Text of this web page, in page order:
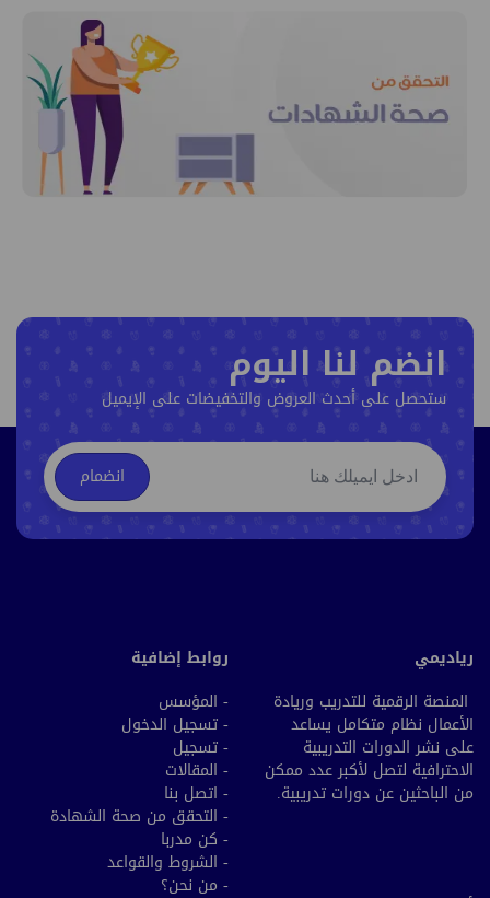
انضم لنا اليوم
ستحصل على أحدث العروض والتخفيضات على الإيميل
انضمام
رياديمي
المنصة الرقمية للتدريب وريادة
الأعمال نظام متكامل يساعد
على نشر الدورات التدريبية
الاحترافية لتصل لأكبر عدد ممكن
من الباحثين عن دورات تدريبية.
روابط إضافية
- المؤسس
- تسجيل الدخول
- تسجيل
- المقالات
- اتصل بنا
- التحقق من صحة الشهادة
- كن مدربا
- الشروط والقواعد
- من نحن؟